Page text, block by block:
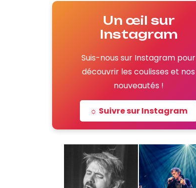
Un œil sur
Instagram
Suis-nous sur Instagram pour
découvrir les coulisses et nos
nouveautés !
☼ Suivre sur Instagram